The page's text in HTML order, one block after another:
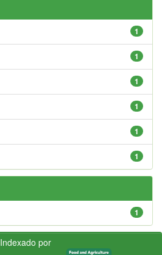
1
1
1
1
1
1
1
Indexado por